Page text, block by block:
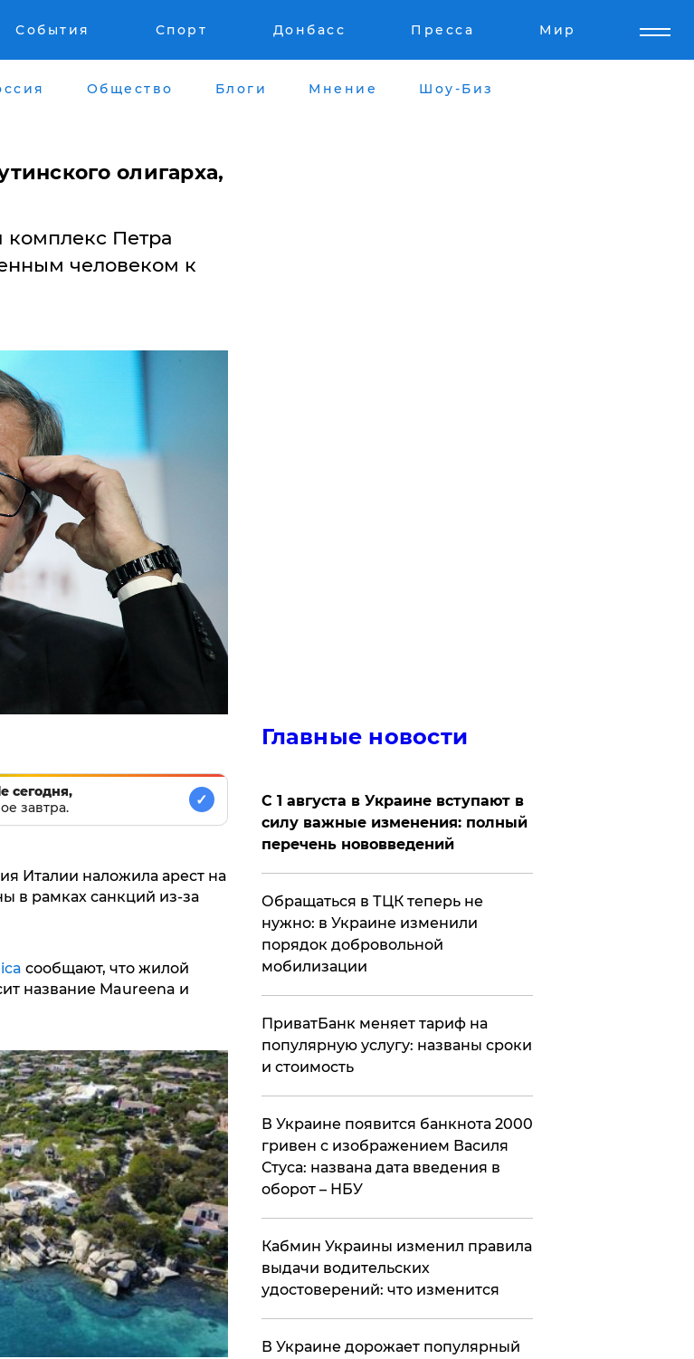
События Спорт Донбасс Пресса Мир
Общество Блоги Мнение Шоу-Биз
олигарха,
Петра
человеком к
сегодня,
завтра.
✓
Италии наложила арест на
в рамках санкций из-за
сообщают, что жилой
название Maureena и
Главные новости
С 1 августа в Украине вступают в
силу важные изменения: полный
перечень нововведений
Обращаться в ТЦК теперь не
нужно: в Украине изменили
порядок добровольной
мобилизации
ПриватБанк меняет тариф на
популярную услугу: названы сроки
и стоимость
В Украине появится банкнота 2000
гривен с изображением Василя
Стуса: названа дата введения в
оборот – НБУ
Кабмин Украины изменил правила
выдачи водительских
удостоверений: что изменится
В Украине дорожает популярный